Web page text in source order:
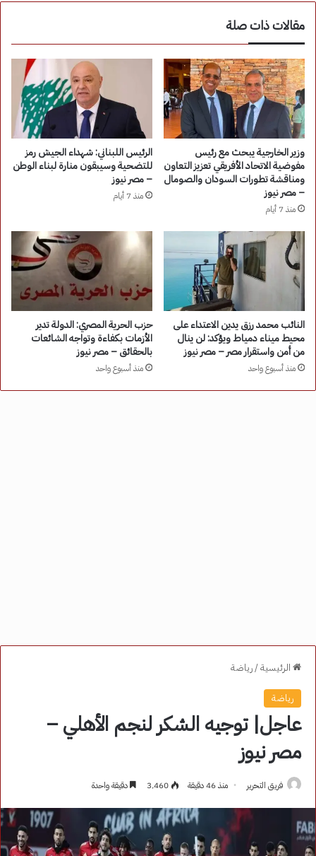
مقالات ذات صلة
وزير الخارجية يبحث مع رئيس
مفوضية الاتحاد الأفريقي تعزيز التعاون
ومناقشة تطورات السودان والصومال
– مصر نيوز
منذ 7 أيام
الرئيس اللبناني: شهداء الجيش رمز
للتضحية وسيبقون منارة لبناء الوطن
– مصر نيوز
منذ 7 أيام
النائب محمد رزق يدين الاعتداء على
محيط ميناء دمياط ويؤكد: لن ينال
من أمن واستقرار مصر – مصر نيوز
منذ أسبوع واحد
حزب الحرية المصري: الدولة تدير
الأزمات بكفاءة وتواجه الشائعات
بالحقائق – مصر نيوز
منذ أسبوع واحد